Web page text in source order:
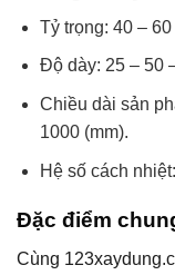
Tỷ trọng: 40 –
Độ dày: 25 – 50
Chiều dài sản
1000 (mm).
Hệ số cách
Đặc điểm
Cùng